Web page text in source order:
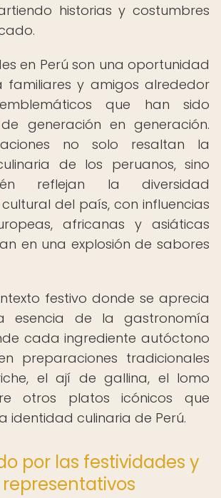
historias y costumbres
en Perú son una oportunidad
familiares y amigos alrededor
que han sido
generación en generación.
no solo resaltan la
de los peruanos, sino
reflejan la diversidad
del país, con influencias
africanas y asiáticas
en una explosión de sabores
festivo donde se aprecia
esencia de la gastronomía
cada ingrediente autóctono
preparaciones tradicionales
el ají de gallina, el lomo
otros platos icónicos que
identidad culinaria de Perú.
por las festividades y